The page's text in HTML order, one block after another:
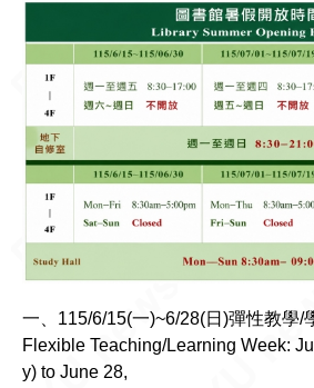
一、115/6/15(一)~6/28(日)彈性教學/
Flexible Teaching/Learning Week:
y) to June 28,